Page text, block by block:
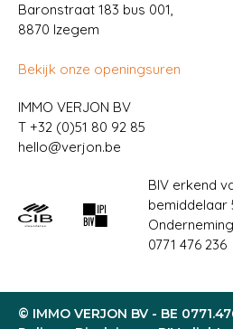
Baronstraat 183 bus 001,
8870 Izegem
Bekijk onze openingsuren
IMMO VERJON BV
T +32 (0)51 80 92 85
hello@verjon.be
BIV erkend
bemiddelaar
0771 476 236
© IMMO VERJON BV - BE